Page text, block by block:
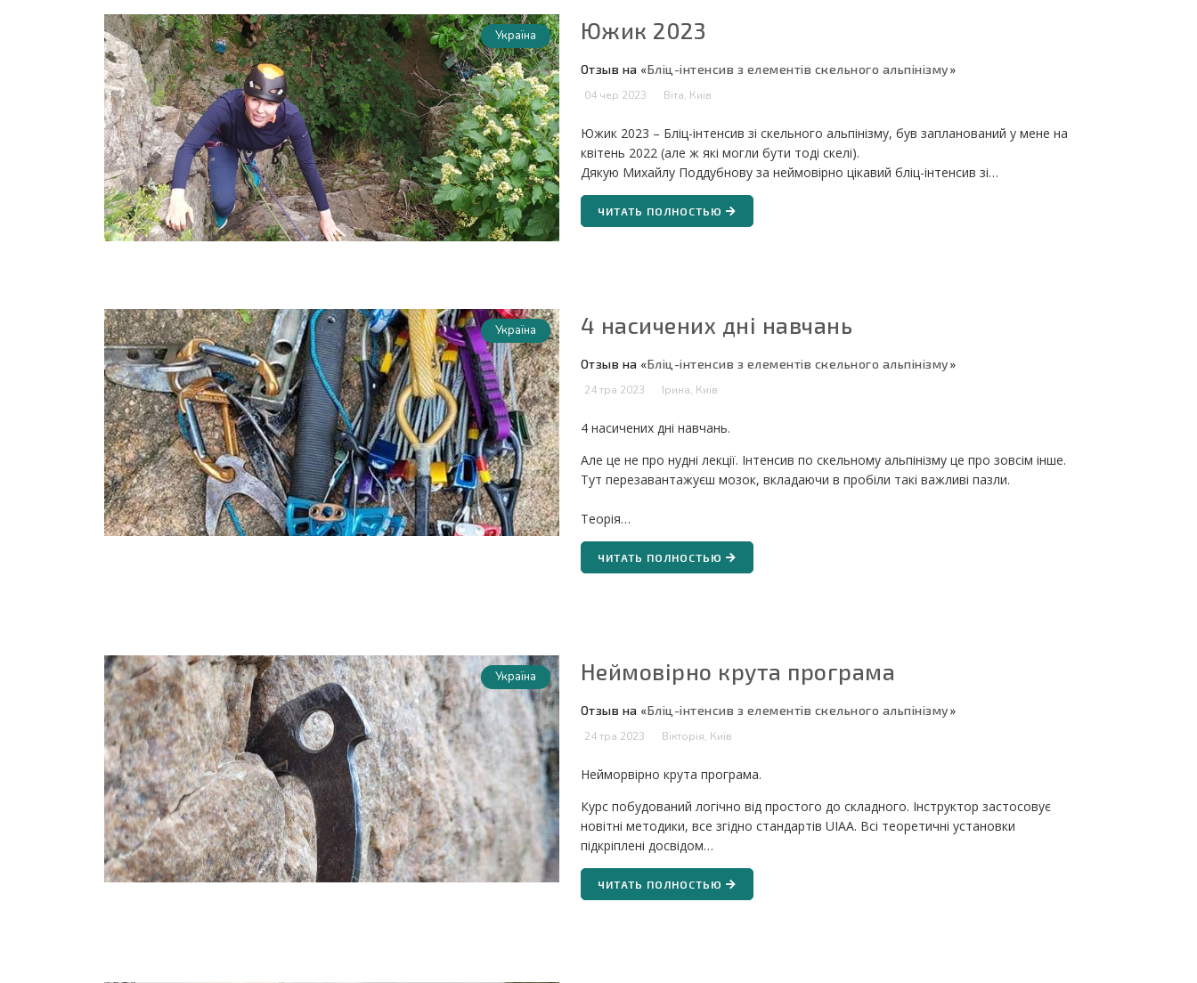
Україна Южик 2023
Отзыв на «Бліц-інтенсив з елементів скельного альпінізму»
04 чер 2023 Віта, Київ
Южик 2023 – Бліц-інтенсив зі скельного альпінізму, був запланований у мене на
квітень 2022 (але ж які могли бути тоді скелі).
Дякую Михайлу Поддубнову за неймовірно цікавий бліц-інтенсив зі…
ЧИТАТЬ ПОЛНОСТЬЮ
Україна 4 насичених дні навчань
Отзыв на «Бліц-інтенсив з елементів скельного альпінізму»
24 тра 2023 Ірина, Київ
4 насичених дні навчань.
Але це не про нудні лекції. Інтенсив по скельному альпінізму це про зовсім інше.
Тут перезавантажуєш мозок, вкладаючи в пробіли такі важливі пазли.
Теорія…
ЧИТАТЬ ПОЛНОСТЬЮ
Україна Неймовірно крута програма
Отзыв на «Бліц-інтенсив з елементів скельного альпінізму»
24 тра 2023 Вікторія, Київ
Нейморвірно крута програма.
Курс побудований логічно від простого до складного. Інструктор застосовує
новітні методики, все згідно стандартів UIAA. Всі теоретичні установки
підкріплені досвідом…
ЧИТАТЬ ПОЛНОСТЬЮ